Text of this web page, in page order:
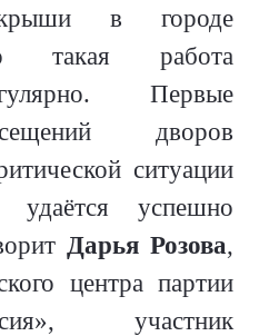
в городе
такая работа
Первые
дворов
ситуации
успешно
Дарья Розова,
центра партии
участник